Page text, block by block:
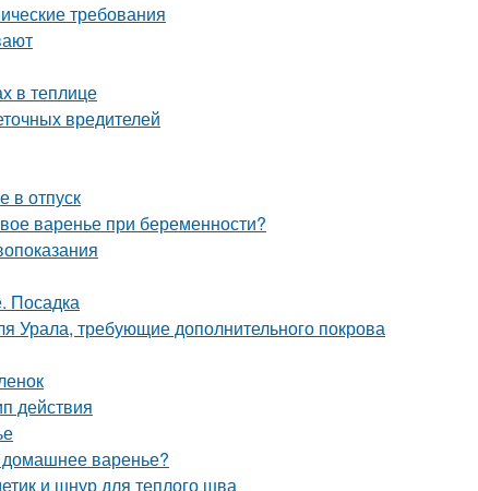
требования
в теплице
вредителей
в отпуск
варенье при беременности?
Посадка
Урала, требующие дополнительного покрова
действия
домашнее варенье?
и шнур для теплого шва